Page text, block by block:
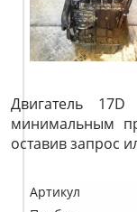
Двигатель
минимальным
оставив запрос
Артикул